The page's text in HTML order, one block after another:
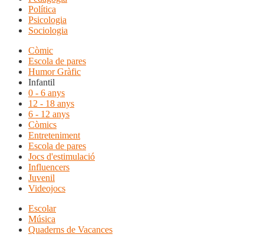
Política
Psicologia
Sociologia
Còmic
Escola de pares
Humor Gràfic
Infantil
0 - 6 anys
12 - 18 anys
6 - 12 anys
Còmics
Entreteniment
Escola de pares
Jocs d'estimulació
Influencers
Juvenil
Videojocs
Escolar
Música
Quaderns de Vacances